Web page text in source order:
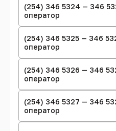
(254) 346 5324 — 346
оператор
(254) 346 5325 — 346
оператор
(254) 346 5326 — 346
оператор
(254) 346 5327 — 346
оператор